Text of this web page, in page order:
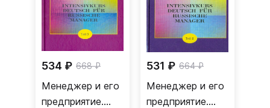
534 ₽ 668 ₽
Менеджер и его
предприятие.
531 ₽ 664 ₽
Менеджер и его
предприятие.